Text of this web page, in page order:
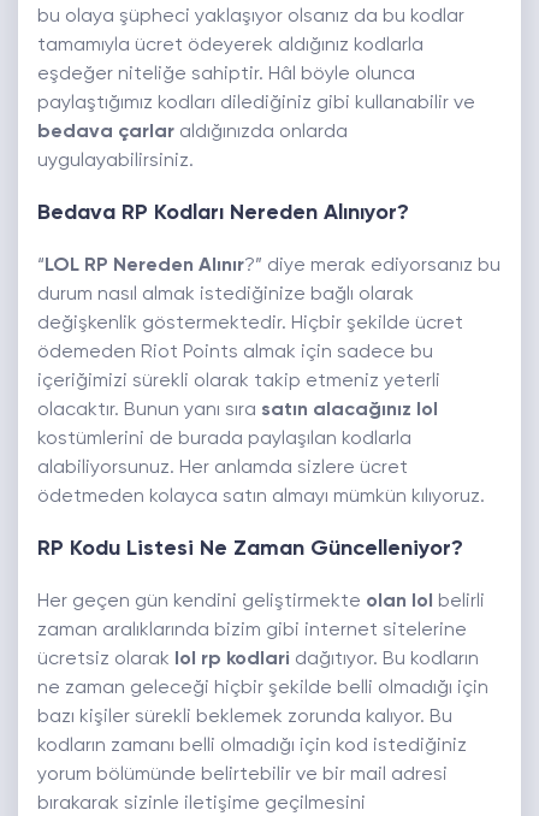
bu olaya şüpheci yaklaşıyor olsanız da bu kodlar
tamamıyla ücret ödeyerek aldığınız kodlarla
eşdeğer niteliğe sahiptir. Hâl böyle olunca
paylaştığımız kodları dilediğiniz gibi kullanabilir ve
bedava çarlar aldığınızda onlarda
uygulayabilirsiniz.
Bedava RP Kodları Nereden Alınıyor?
“ LOL RP Nereden Alınır?” diye merak ediyorsanız bu
durum nasıl almak istediğinize bağlı olarak
değişkenlik göstermektedir. Hiçbir şekilde ücret
ödemeden Riot Points almak için sadece bu
içeriğimizi sürekli olarak takip etmeniz yeterli
olacaktır. Bunun yanı sıra satın alacağınız lol
kostümlerini de burada paylaşılan kodlarla
alabiliyorsunuz. Her anlamda sizlere ücret
ödetmeden kolayca satın almayı mümkün kılıyoruz.
RP Kodu Listesi Ne Zaman Güncelleniyor?
Her geçen gün kendini geliştirmekte olan lol
belirli
zaman aralıklarında bizim gibi internet sitelerine
ücretsiz olarak
lol rp kodlari dağıtıyor. Bu kodların
ne zaman geleceği hiçbir şekilde belli olmadığı için
bazı kişiler sürekli beklemek zorunda kalıyor. Bu
kodların zamanı belli olmadığı için kod istediğiniz
yorum bölümünde belirtebilir ve bir mail adresi
bırakarak sizinle iletişime geçilmesini